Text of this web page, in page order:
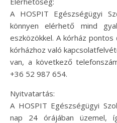
A HOSPIT Egészségügyi
könnyen elérhető mind
eszközökkel. A kórház pontos
kórházhoz való
van, a következő
+36 52 987 654.
Nyitvatartás:
A HOSPIT Egészségügyi
nap 24 órájában üzemel,